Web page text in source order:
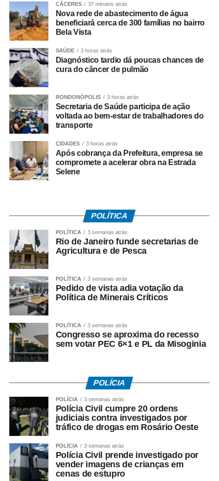
mostrando a decoração da rua até quinta-feira (11), às
23h59. Todos os vídeos participantes serão publicados
nos stories da Prefeitura a partir das 0h de sexta-feira
(12), quando será aberta a votação popular. A votação
será encerrada às 16h de sexta-feira (12). O vídeo com o
maior número de curtidas nos stories da Prefeitura será
declarado vencedor. O resultado será divulgado após o
encerramento da votação.
A rua vencedora receberá o telão para a transmissão da
partida da Seleção Brasileira, promovendo um momento
clima de Copa do Mundo nos bairros cuiabanos.
Regras do sorteio do projeto Minha Rua Show de
Bola
23h59.
2. Todos os vídeos participantes serão publicados nos
stories da Prefeitura a partir das 0h de sexta-feira (12),
quando será aberta a votação.
3. A votação será encerrada às 16h de sexta-feira (12),
nos stories da Prefeitura.
4. O vídeo com o maior número de curtidas nos stories
será declarado vencedor.
5. O resultado será divulgado após o encerramento da
votação.
Fonte:Prefeitura de Cuiabá – MT
COMENTE ABAIXO:
WhatsApp
Facebook
Twitter
Messenger
LinkedIn
Share
CÁCERES 37 minutos atrás
Nova rede de abastecimento de água
beneficiará cerca de 300 famílias no bairro
Bela Vista
SAÚDE 3 horas atrás
Diagnóstico tardio dá poucas chances de
cura do câncer de pulmão
RONDONÓPOLIS 3 horas atrás
Secretaria de Saúde participa de ação
voltada ao bem-estar de trabalhadores do
transporte
CIDADES 3 horas atrás
Após cobrança da Prefeitura, empresa se
compromete a acelerar obra na Estrada
Selene
POLÍTICA
POLÍTICA 3 semanas atrás
Rio de Janeiro funde secretarias de
Agricultura e de Pesca
POLÍTICA 3 semanas atrás
Pedido de vista adia votação da
Política de Minerais Críticos
POLÍTICA 3 semanas atrás
Congresso se aproxima do recesso
sem votar PEC 6×1 e PL da Misoginia
POLÍCIA
POLÍCIA 3 semanas atrás
Polícia Civil cumpre 20 ordens
judiciais contra investigados por
tráfico de drogas em Rosário Oeste
POLÍCIA 3 semanas atrás
Polícia Civil prende investigado por
vender imagens de crianças em
cenas de estupro